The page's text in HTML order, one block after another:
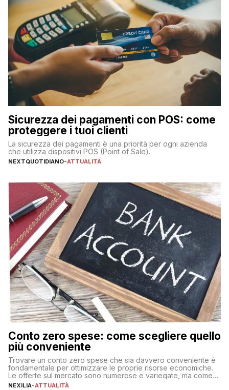
Sicurezza dei pagamenti con POS: come
proteggere i tuoi clienti
La sicurezza dei pagamenti è una priorità per ogni azienda
che utilizza dispositivi POS (Point of Sale).
NEXTQUOTIDIANO-ATTUALITÀ
Conto zero spese: come scegliere quello
più conveniente
Trovare un conto zero spese che sia davvero conveniente è
fondamentale per ottimizzare le proprie risorse economiche.
Le offerte sul mercato sono numerose e variegate, ma come
individuare quella più adatta alle proprie esigenze senza
NEXILIA-ATTUALITÀ